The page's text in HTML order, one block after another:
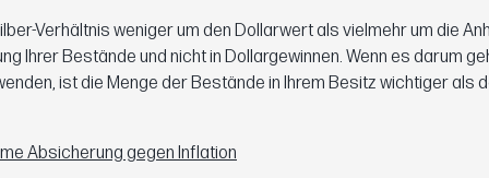
Verhältnis weniger um den Dollarwert als vielmehr um die
Ihrer Bestände und nicht in Dollargewinnen. Wenn es darum
ist die Menge der Bestände in Ihrem Besitz wichtiger als
Absicherung gegen Inflation